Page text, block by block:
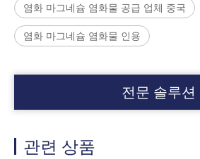
염화 마그네슘 염화물 공급 업체 중국
염화 마그네슘 염화물 인용
전문 솔루션
관련 상품